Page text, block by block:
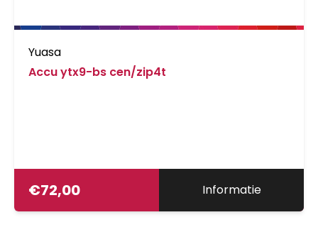
Yuasa
Accu ytx9-bs cen/zip4t
€72,00 Informatie